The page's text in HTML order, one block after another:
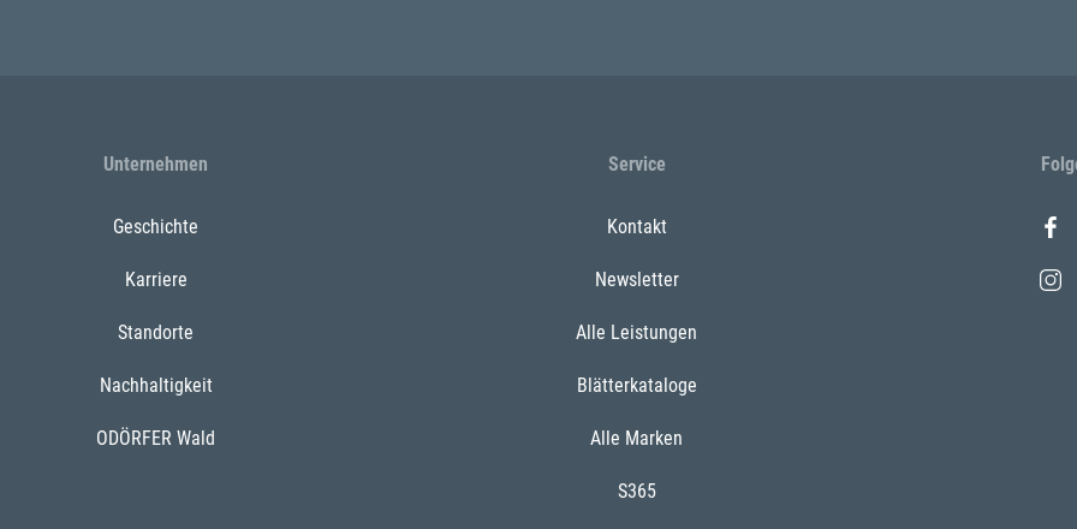
Unternehmen
Geschichte
Karriere
Standorte
Nachhaltigkeit
ODÖRFER Wald
Service
Kontakt
Newsletter
Alle Leistungen
Blätterkataloge
Alle Marken
S365